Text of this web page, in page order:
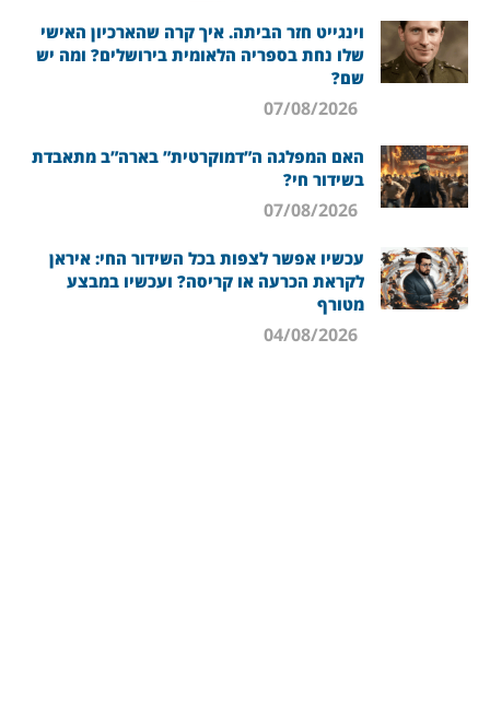
וינגייט חזר הביתה. איך קרה שהארכיון האישי
שלו נחת בספריה הלאומית בירושלים? ומה יש
שם?
האם המפלגה ה”דמוקרטית” בארה”ב מתאבדת
בשידור חי?
עכשיו אפשר לצפות בכל השידור החי: איראן
לקראת הכרעה או קריסה? ועכשיו במבצע
מטורף